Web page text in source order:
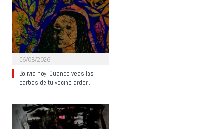
06/08/2026
Bolivia hoy: Cuando veas las
barbas de tu vecino arder…